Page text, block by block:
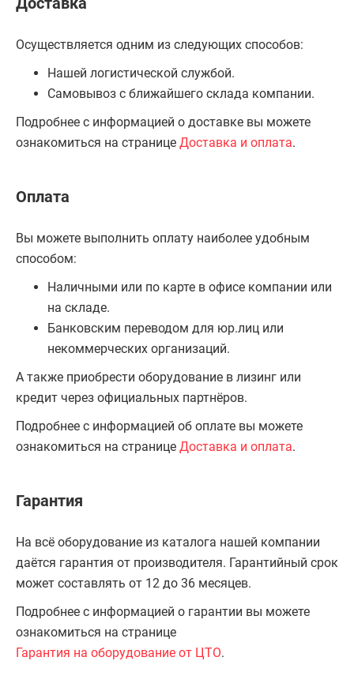
Осуществляется одним из следующих способов:
Нашей логистической службой.
Самовывоз с ближайшего склада компании.
Подробнее с информацией о доставке вы можете
ознакомиться на странице Доставка и оплата.
Оплата
Вы можете выполнить оплату наиболее удобным
способом:
Наличными или по карте в офисе компании или
на складе.
Банковским переводом для юр.лиц или
некоммерческих организаций.
А также приобрести оборудование в лизинг или
кредит через официальных партнёров.
Подробнее с информацией об оплате вы можете
ознакомиться на странице Доставка и оплата.
Гарантия
На всё оборудование из каталога нашей компании
даётся гарантия от производителя. Гарантийный срок
может составлять от 12 до 36 месяцев.
Подробнее с информацией о гарантии вы можете
ознакомиться на странице
Гарантия на оборудование от ЦТО.